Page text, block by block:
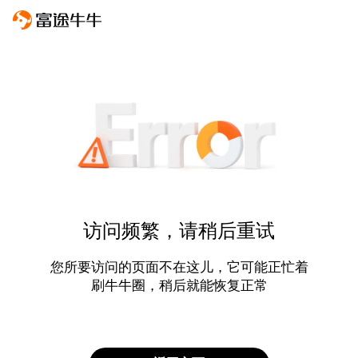
访问频繁，请稍后重试
您所要访问的页面不在这儿，它可能正忙着
刷牛牛圈，稍后就能恢复正常